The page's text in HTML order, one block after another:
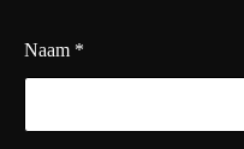
Naam *